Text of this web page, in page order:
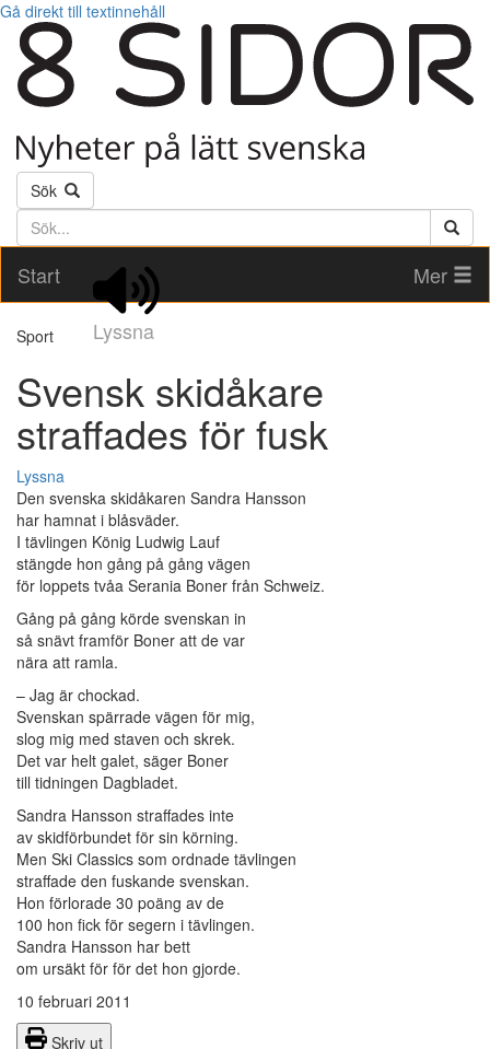
Gå direkt till textinnehåll
Sök
Söktext
Start
Lyssna
Mer
Sport
Svensk skidåkare
straffades för fusk
Lyssna
Den svenska skidåkaren Sandra Hansson
har hamnat i blåsväder.
I tävlingen König Ludwig Lauf
stängde hon gång på gång vägen
för loppets tvåa Serania Boner från Schweiz.
Gång på gång körde svenskan in
så snävt framför Boner att de var
nära att ramla.
– Jag är chockad.
Svenskan spärrade vägen för mig,
slog mig med staven och skrek.
Det var helt galet, säger Boner
till tidningen Dagbladet.
Sandra Hansson straffades inte
av skidförbundet för sin körning.
Men Ski Classics som ordnade tävlingen
straffade den fuskande svenskan.
Hon förlorade 30 poäng av de
100 hon fick för segern i tävlingen.
Sandra Hansson har bett
om ursäkt för för det hon gjorde.
10 februari 2011
Skriv ut